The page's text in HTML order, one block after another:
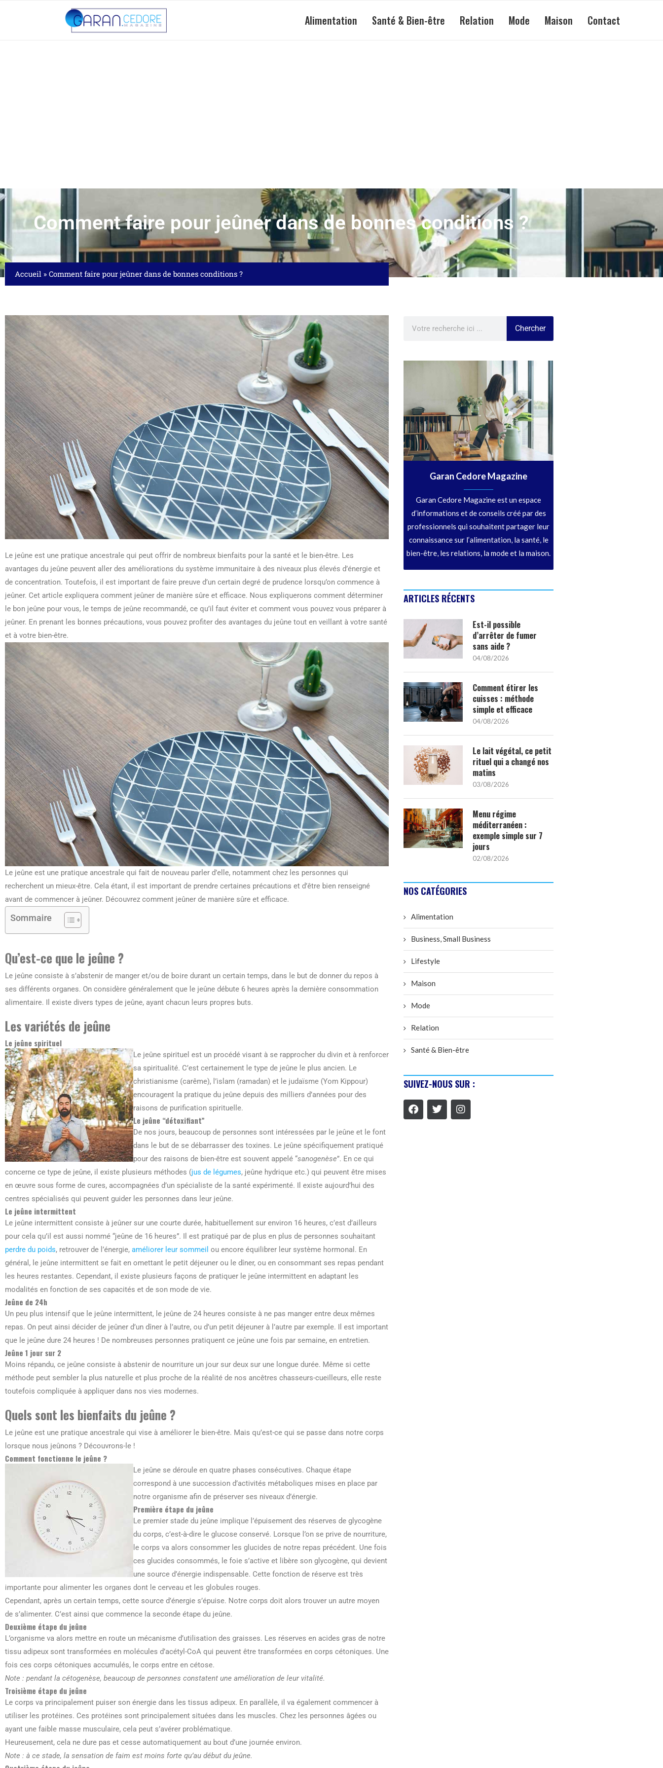
Alimentation Santé & Bien-être Relation Mode Maison Contact
Comment faire pour jeûner dans de bonnes conditions ?
Accueil » Comment faire pour jeûner dans de bonnes conditions ?
Le jeûne est une pratique ancestrale qui peut offrir de nombreux bienfaits pour la santé et le bien-être. Les
avantages du jeûne peuvent aller des améliorations du système immunitaire à des niveaux plus élevés d’énergie et
de concentration. Toutefois, il est important de faire preuve d’un certain degré de prudence lorsqu’on commence à
jeûner. Cet article expliquera comment jeûner de manière sûre et efficace. Nous expliquerons comment déterminer
le bon jeûne pour vous, le temps de jeûne recommandé, ce qu’il faut éviter et comment vous pouvez vous préparer à
jeûner. En prenant les bonnes précautions, vous pouvez profiter des avantages du jeûne tout en veillant à votre santé
et à votre bien-être.
Le jeûne est une pratique ancestrale qui fait de nouveau parler d’elle, notamment chez les personnes qui
recherchent un mieux-être. Cela étant, il est important de prendre certaines précautions et d’être bien renseigné
avant de commencer à jeûner. Découvrez comment jeûner de manière sûre et efficace.
Sommaire
Qu’est-ce que le jeûne ?
Le jeûne consiste à s’abstenir de manger et/ou de boire durant un certain temps, dans le but de donner du repos à
ses différents organes. On considère généralement que le jeûne débute 6 heures après la dernière consommation
alimentaire. Il existe divers types de jeûne, ayant chacun leurs propres buts.
Les variétés de jeûne
Le jeûne spirituel
Le jeûne spirituel est un procédé visant à se rapprocher du divin et à renforcer
sa spiritualité. C’est certainement le type de jeûne le plus ancien. Le
christianisme (carême), l’islam (ramadan) et le judaïsme (Yom Kippour)
encouragent la pratique du jeûne depuis des milliers d’années pour des
raisons de purification spirituelle.
Le jeûne “détoxifiant”
De nos jours, beaucoup de personnes sont intéressées par le jeûne et le font
dans le but de se débarrasser des toxines. Le jeûne spécifiquement pratiqué
pour des raisons de bien-être est souvent appelé “sanogenèse”. En ce qui
concerne ce type de jeûne, il existe plusieurs méthodes (jus de légumes, jeûne hydrique etc.) qui peuvent être mises
en œuvre sous forme de cures, accompagnées d’un spécialiste de la santé expérimenté. Il existe aujourd’hui des
centres spécialisés qui peuvent guider les personnes dans leur jeûne.
Le jeûne intermittent
Le jeûne intermittent consiste à jeûner sur une courte durée, habituellement sur environ 16 heures, c’est d’ailleurs
pour cela qu’il est aussi nommé “jeûne de 16 heures”. Il est pratiqué par de plus en plus de personnes souhaitant
perdre du poids, retrouver de l’énergie, améliorer leur sommeil ou encore équilibrer leur système hormonal. En
général, le jeûne intermittent se fait en omettant le petit déjeuner ou le dîner, ou en consommant ses repas pendant
les heures restantes. Cependant, il existe plusieurs façons de pratiquer le jeûne intermittent en adaptant les
modalités en fonction de ses capacités et de son mode de vie.
Jeûne de 24h
Un peu plus intensif que le jeûne intermittent, le jeûne de 24 heures consiste à ne pas manger entre deux mêmes
repas. On peut ainsi décider de jeûner d’un dîner à l’autre, ou d’un petit déjeuner à l’autre par exemple. Il est important
que le jeûne dure 24 heures ! De nombreuses personnes pratiquent ce jeûne une fois par semaine, en entretien.
Jeûne 1 jour sur 2
Moins répandu, ce jeûne consiste à abstenir de nourriture un jour sur deux sur une longue durée. Même si cette
méthode peut sembler la plus naturelle et plus proche de la réalité de nos ancêtres chasseurs-cueilleurs, elle reste
toutefois compliquée à appliquer dans nos vies modernes.
Quels sont les bienfaits du jeûne ?
Le jeûne est une pratique ancestrale qui vise à améliorer le bien-être. Mais qu’est-ce qui se passe dans notre corps
lorsque nous jeûnons ? Découvrons-le !
Comment fonctionne le jeûne ?
Le jeûne se déroule en quatre phases consécutives. Chaque étape
correspond à une succession d’activités métaboliques mises en place par
notre organisme afin de préserver ses niveaux d’énergie.
Première étape du jeûne
Le premier stade du jeûne implique l’épuisement des réserves de glycogène
du corps, c’est-à-dire le glucose conservé. Lorsque l’on se prive de nourriture,
le corps va alors consommer les glucides de notre repas précédent. Une fois
ces glucides consommés, le foie s’active et libère son glycogène, qui devient
une source d’énergie indispensable. Cette fonction de réserve est très
importante pour alimenter les organes dont le cerveau et les globules rouges.
Cependant, après un certain temps, cette source d’énergie s’épuise. Notre corps doit alors trouver un autre moyen
de s’alimenter. C’est ainsi que commence la seconde étape du jeûne.
Deuxième étape du jeûne
L’organisme va alors mettre en route un mécanisme d’utilisation des graisses. Les réserves en acides gras de notre
tissu adipeux sont transformées en molécules d’acétyl-CoA qui peuvent être transformées en corps cétoniques. Une
fois ces corps cétoniques accumulés, le corps entre en cétose.
Note : pendant la cétogenèse, beaucoup de personnes constatent une amélioration de leur vitalité.
Troisième étape du jeûne
Le corps va principalement puiser son énergie dans les tissus adipeux. En parallèle, il va également commencer à
utiliser les protéines. Ces protéines sont principalement situées dans les muscles. Chez les personnes âgées ou
ayant une faible masse musculaire, cela peut s’avérer problématique.
Heureusement, cela ne dure pas et cesse automatiquement au bout d’une journée environ.
Note : à ce stade, la sensation de faim est moins forte qu’au début du jeûne.
Chercher
Garan Cedore Magazine
Garan Cedore Magazine est un espace
d’informations et de conseils créé par des
professionnels qui souhaitent partager leur
connaissance sur l’alimentation, la santé, le
bien-être, les relations, la mode et la maison.
ARTICLES RÉCENTS
Est-il possible
d’arrêter de fumer
sans aide ?
04/08/2026
Comment étirer les
cuisses : méthode
simple et efficace
04/08/2026
Le lait végétal, ce petit
rituel qui a changé nos
matins
03/08/2026
Menu régime
méditerranéen :
exemple simple sur 7
jours
02/08/2026
NOS CATÉGORIES
Alimentation
Business, Small Business
Lifestyle
Maison
Mode
Relation
Santé & Bien-être
SUIVEZ-NOUS SUR :